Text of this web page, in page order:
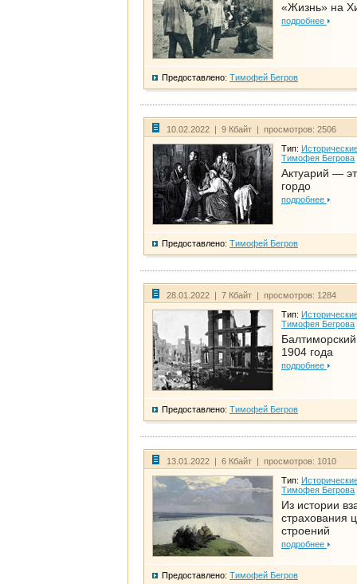
«Жизнь» на
подробнее
Предоставлено: Тимофей Бегров
10.02.2022 | 9 Кбайт | просмотров: 2506
Тип:
Тимофея Бегрова
Актуарий —
гордо
подробнее
Предоставлено: Тимофей Бегров
28.01.2022 | 7 Кбайт | просмотров: 1284
Тип:
Тимофея Бегрова
1904 года
подробнее
Предоставлено: Тимофей Бегров
13.01.2022 | 6 Кбайт | просмотров: 1010
Тип:
Тимофея Бегрова
Из истории
страхования
строений
подробнее
Предоставлено: Тимофей Бегров